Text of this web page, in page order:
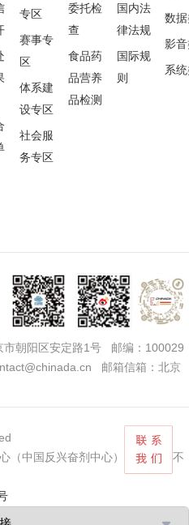
专区
赛事专
区
体系建
设专区
社会服
务专区
委托检
查
食品药
品营养
品检测
国内法
律法规
国际规
则
数
影
系
朝阳区安定路1号 邮编：100029
邮箱信箱：北京
（中国反兴奋剂中心） 未经授权不